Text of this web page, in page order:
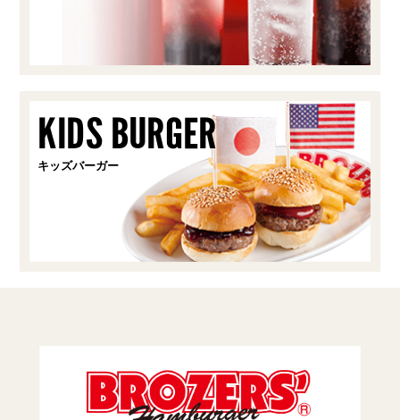
KIDS BURGER
キッズバーガー